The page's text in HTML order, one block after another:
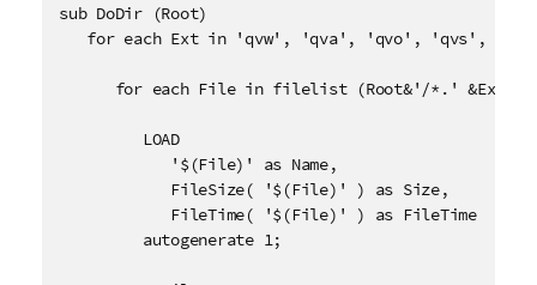
д
е
sub DoDir (Root)
for each Ext in 'qvw', 'qva', 'qvo', 'qvs',
      for each File in filelist (Root&'/*.' &Ext)
         LOAD
            '$(File)' as Name,
            FileSize( '$(File)' ) as Size,
            FileTime( '$(File)' ) as FileTime
         autogenerate 1;